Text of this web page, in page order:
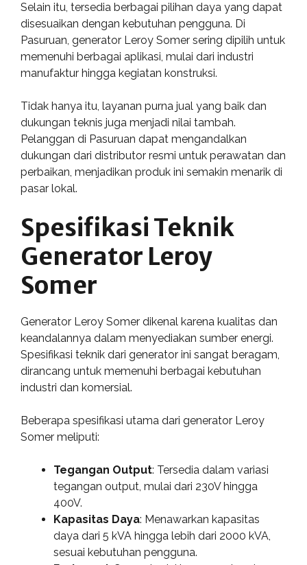
Selain itu, tersedia berbagai pilihan daya yang dapat
disesuaikan dengan kebutuhan pengguna. Di
Pasuruan, generator Leroy Somer sering dipilih untuk
memenuhi berbagai aplikasi, mulai dari industri
manufaktur hingga kegiatan konstruksi.
Tidak hanya itu, layanan purna jual yang baik dan
dukungan teknis juga menjadi nilai tambah.
Pelanggan di Pasuruan dapat mengandalkan
dukungan dari distributor resmi untuk perawatan dan
perbaikan, menjadikan produk ini semakin menarik di
pasar lokal.
Spesifikasi Teknik
Generator Leroy
Somer
Generator Leroy Somer dikenal karena kualitas dan
keandalannya dalam menyediakan sumber energi.
Spesifikasi teknik dari generator ini sangat beragam,
dirancang untuk memenuhi berbagai kebutuhan
industri dan komersial.
Beberapa spesifikasi utama dari generator Leroy
Somer meliputi:
Tegangan Output: Tersedia dalam variasi
tegangan output, mulai dari 230V hingga
400V.
Kapasitas Daya: Menawarkan kapasitas
daya dari 5 kVA hingga lebih dari 2000 kVA,
sesuai kebutuhan pengguna.